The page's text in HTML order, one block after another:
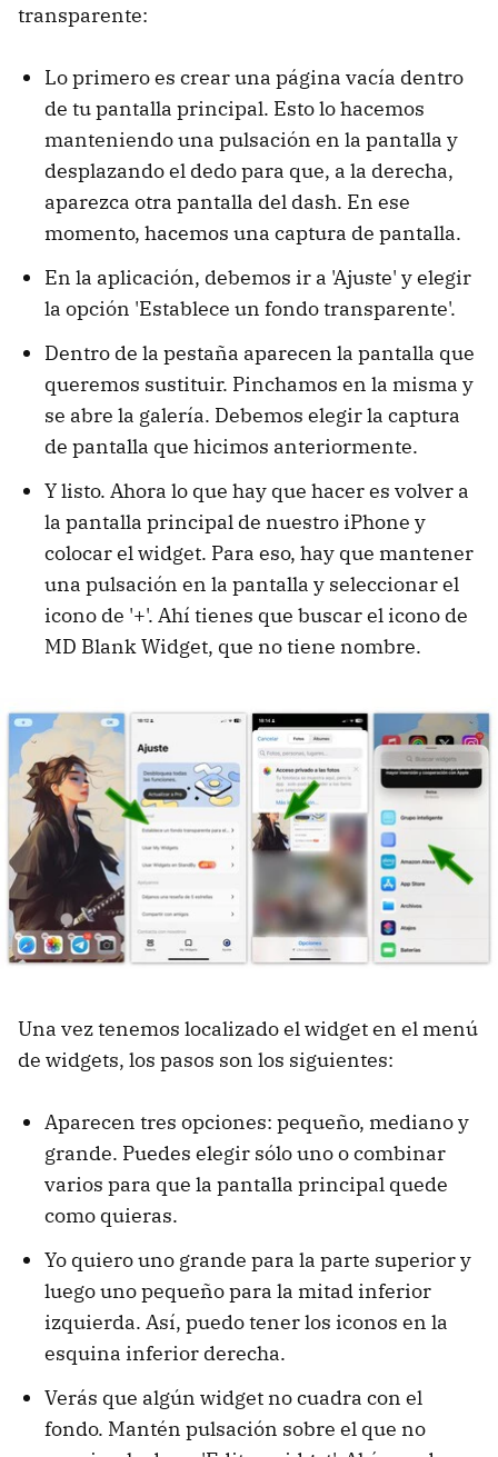
transparente:
Lo primero es crear una página vacía dentro
de tu pantalla principal. Esto lo hacemos
manteniendo una pulsación en la pantalla y
desplazando el dedo para que, a la derecha,
aparezca otra pantalla del dash. En ese
momento, hacemos una captura de pantalla.
En la aplicación, debemos ir a 'Ajuste' y elegir
la opción 'Establece un fondo transparente'.
Dentro de la pestaña aparecen la pantalla que
queremos sustituir. Pinchamos en la misma y
se abre la galería. Debemos elegir la captura
de pantalla que hicimos anteriormente.
Y listo. Ahora lo que hay que hacer es volver a
la pantalla principal de nuestro iPhone y
colocar el widget. Para eso, hay que mantener
una pulsación en la pantalla y seleccionar el
icono de '+'. Ahí tienes que buscar el icono de
MD Blank Widget, que no tiene nombre.
Una vez tenemos localizado el widget en el menú
de widgets, los pasos son los siguientes:
Aparecen tres opciones: pequeño, mediano y
grande. Puedes elegir sólo uno o combinar
varios para que la pantalla principal quede
como quieras.
Yo quiero uno grande para la parte superior y
luego uno pequeño para la mitad inferior
izquierda. Así, puedo tener los iconos en la
esquina inferior derecha.
Verás que algún widget no cuadra con el
fondo. Mantén pulsación sobre el que no